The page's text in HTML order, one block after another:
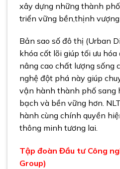
xây dựng những thành
triển vững bền,thịnh
Bản sao số đô thị (Urban
khóa cốt lõi giúp tối ưu
nâng cao chất lượng sống
nghệ đột phá này giúp
vận hành thành phố sang
bạch và bền vững hơn.
hành cùng chính quyền
thông minh tương lai.
Tập đoàn Đầu tư Công
Group)